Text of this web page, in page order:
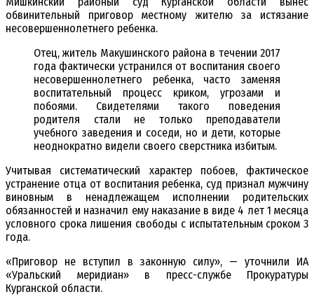
обвинительный приговор местному жителю за истязание
несовершеннолетнего ребенка.
Отец, житель Макушинского района в течении 2017
года фактически устранился от воспитания своего
несовершеннолетнего ребенка, часто заменяя
воспитательный процесс криком, угрозами и
побоями. Свидетелями такого поведения
родителя стали не только преподаватели
учебного заведения и соседи, но и дети, которые
неоднократно видели своего сверстника избитым.
Учитывая систематический характер побоев, фактическое
устранение отца от воспитания ребенка, суд признал мужчину
виновным в ненадлежащем исполнении родительских
обязанностей и назначил ему наказание в виде 4 лет 1 месяца
условного срока лишения свободы с испытательным сроком 3
года.
«Приговор не вступил в законную силу», — уточнили ИА
«Уральский меридиан» в пресс-службе Прокуратуры
Курганской области.